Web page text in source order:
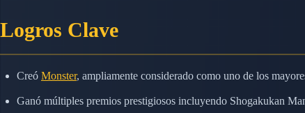
Logros Clave
Creó Monster, ampliamente considerado como uno de los
Ganó múltiples premios prestigiosos incluyendo Shogakukan